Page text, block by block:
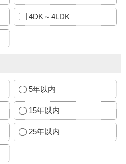
4DK～4LDK
5年以内
15年以内
25年以内